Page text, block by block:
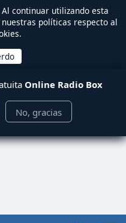
Al continuar utilizando esta
políticas respecto al
Online Radio Box
No, gracias